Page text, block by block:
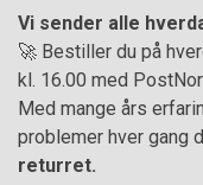
Vi sender alle
🚀 Bestiller du på
kl. 16.00 med
Med mange års
problemer hver gang
returret.